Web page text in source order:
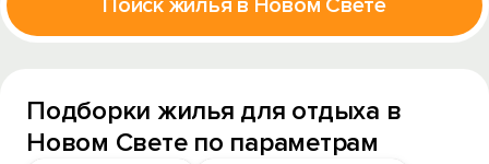
Поиск жилья в Новом Свете
Подборки жилья для отдыха в
Новом Свете по параметрам